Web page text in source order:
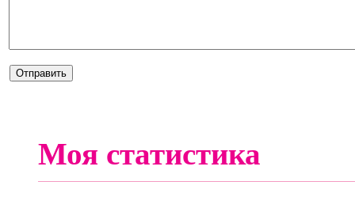
Моя статистика